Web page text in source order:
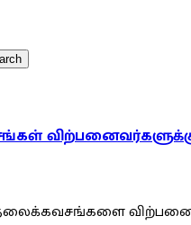
தலைக்கவசங்களை